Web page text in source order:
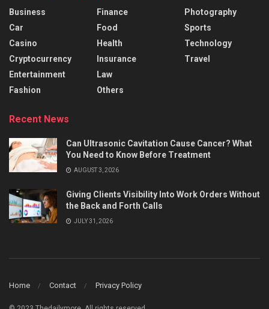
Business
Car
Casino
Cryptocurrency
Entertainment
Fashion
Finance
Food
Health
Insurance
Law
Others
Photography
Sports
Technology
Travel
Recent News
Can Ultrasonic Cavitation Cause Cancer? What
You Need to Know Before Treatment
AUGUST 3, 2026
Giving Clients Visibility Into Work Orders Without
the Back and Forth Calls
JULY 31, 2026
Home Contact Privacy Policy